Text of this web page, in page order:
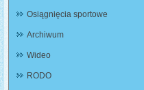
Osiągnięcia sportowe
Archiwum
Wideo
RODO